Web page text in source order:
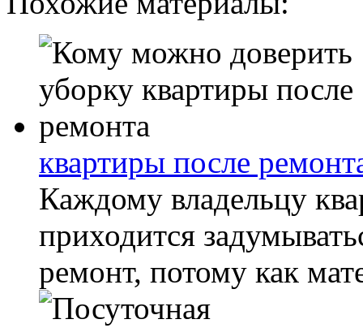
квартиры после
Каждому владельцу
приходится
ремонт, потому как